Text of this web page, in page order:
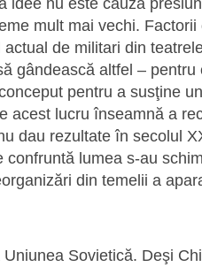
mult mai vechi.
de militari din
gândească altfel –
pentru a susţine
acest lucru înseamnă a
dau rezul­tate în secolul
confruntă lumea s-au
din temelii a
Sovietică. Deşi